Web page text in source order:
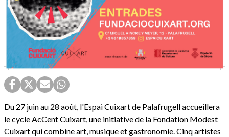
Du 27 juin au 28 août, l'Espai Cuixart de Palafrugell accueillera
le cycle AcCent Cuixart, une initiative de la Fondation Modest
Cuixart qui combine art, musique et gastronomie. Cinq artistes